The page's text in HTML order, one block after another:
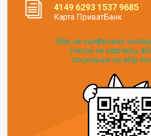
4149 6293 1537 9685
Карта ПриватБанк
Збір на оцифровку
(тисни на картинці,
посилання на збір